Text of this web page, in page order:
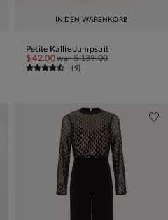
IN DEN WARENKORB
Petite Kallie Jumpsuit
$ 42.00war$ 139.00
(9)